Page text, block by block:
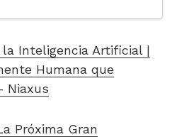
la Inteligencia Artificial |
Humana que
Niaxus
Próxima Gran